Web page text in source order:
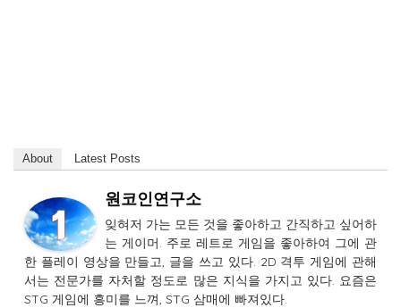
About Latest Posts
원코인연구소
잊혀저 가는 모든 것을 좋아하고 간직하고 싶어하
는 게이머. 주로 레트로 게임을 좋아하여 그에 관
한 플레이 영상을 만들고, 글을 쓰고 있다. 2D 격투 게임에 관해
서는 전문가를 자처할 정도로 많은 지식을 가지고 있다. 요즘은
STG 게임에 흥미를 느껴, STG 삼매에 빠져있다.